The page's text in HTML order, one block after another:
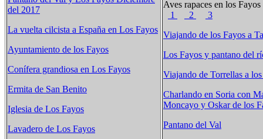
del 2017
La vuelta cilcista a España en Los Fayos
Ayuntamiento de los Fayos
Conífera grandiosa en Los Fayos
Ermita de San Benito
Iglesia de Los Fayos
Lavadero de Los Fayos
Aves rapaces en los
1
2
3
Viajando de los Fayos a
Los Fayos y pantano del
Viajando de Torrellas a
Charlando en Soria con
Moncayo y Oskar de los
Pantano del Val